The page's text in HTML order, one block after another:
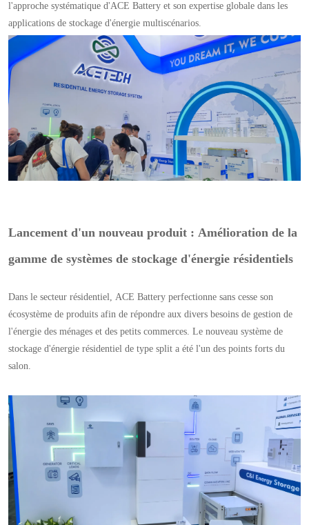
l'approche systématique d'ACE Battery et son expertise globale dans les
applications de stockage d'énergie multiscénarios.
Lancement d'un nouveau produit : Amélioration de la
gamme de systèmes de stockage d'énergie résidentiels
Dans le secteur résidentiel, ACE Battery perfectionne sans cesse son
écosystème de produits afin de répondre aux divers besoins de gestion de
l'énergie des ménages et des petits commerces. Le nouveau système de
stockage d'énergie résidentiel de type split a été l'un des points forts du
salon.